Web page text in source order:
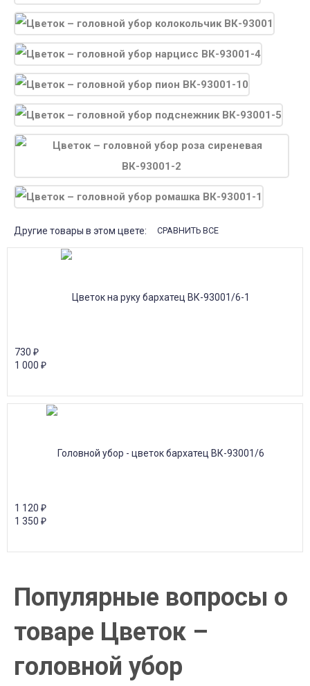
Другие товары в этом цвете: СРАВНИТЬ ВСЕ
730 ₽
1 000 ₽
1 120 ₽
1 350 ₽
Популярные вопросы о
товаре Цветок –
головной убор